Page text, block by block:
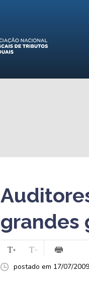
grandes
postado em 17/07/